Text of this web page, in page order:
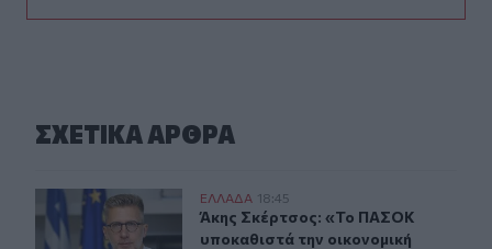
ΣΧΕΤΙΚA AΡΘΡΑ
Άκης Σκέρτσος: «Το ΠΑΣΟΚ υποκαθιστά την
ΕΛΛAΔΑ 18:45
Άκης Σκέρτσος: «Το ΠΑΣΟΚ
Άκης Σκέρτσος: «Το ΠΑΣΟΚ
υποκαθιστά την οικονομική